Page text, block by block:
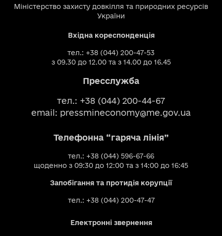
Міністерство захисту довкілля та природних ресурсів
України
Вхідна кореспонденція
тел.: +38 (044) 200-47-53
з 09.30 до 12.00 та з 14.00 до 16.45
Пресслужба
тел.: +38 (044) 200-44-67
email: pressmineconomy@me.gov.ua
Телефонна “гаряча лінія”
тел.: +38 (044) 596-67-66
щоденно з 09:30 до 12:00 та з 14:00 до 16:45
Запобігання та протидія корупції
тел.: +38 (044) 200-47-47
Електронні звернення